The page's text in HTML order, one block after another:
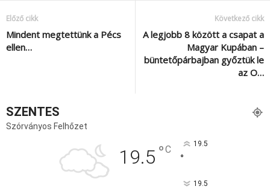
Előző cikk
Mindent megtettünk a Pécs
ellen…
Következő cikk
A legjobb 8 között a csapat a
Magyar Kupában –
büntetőpárbajban győztük le
az O…
SZENTES
Szórványos Felhőzet
19.5 °C 19.5
°
19.5